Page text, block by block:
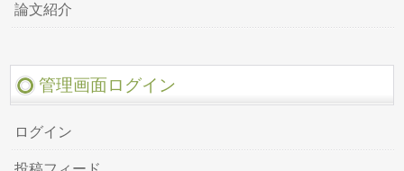
論文紹介
管理画面ログイン
ログイン